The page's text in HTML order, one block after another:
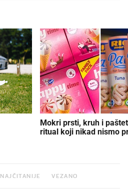
Mokri prsti, kruh i
ritual koji nikad nismo
NAJČITANIJE VEZANO